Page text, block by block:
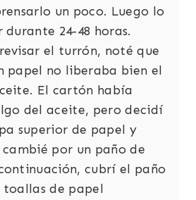
un poco. Luego lo
durante 24-48 horas.
el turrón, noté que
papel no liberaba bien el
El cartón había
del aceite, pero decidí
superior de papel y
por un paño de
cubrí el paño
toallas de papel